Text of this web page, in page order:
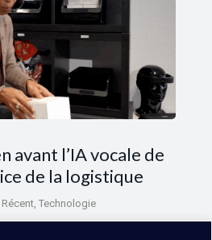
avant l’IA vocale de
de la logistique
Récent, Technologie